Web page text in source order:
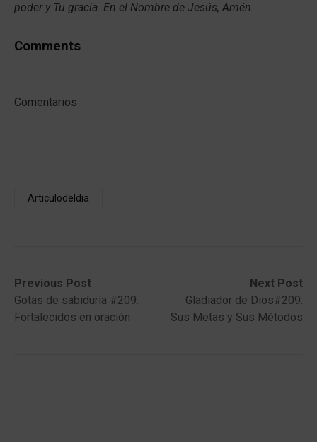
poder y Tu gracia. En el Nombre de Jesús, Amén.
Comments
Comentarios
Articulodeldia
Post
navigation
Previous Post
Previous
post:Gotas de sabiduría #209:
Fortalecidos en oración
Next Post
Next
post:
Gladiador de Dios#209:
Sus Metas y Sus Métodos